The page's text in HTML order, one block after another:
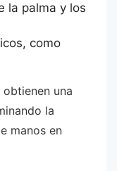
la palma y los
como
una
la
manos en